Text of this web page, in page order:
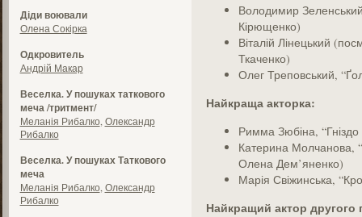
Діди воювали
Олена Сокірка
Одкровитель
Андрій Макар
Веселка. У пошуках таткового
меча /тритмент/
Меланія Рибалко Олександр
Рибалко
Веселка. У пошуках Таткового
меча
Меланія Рибалко Олександр
Рибалко
Володимир
Кірющенко)
Віталій Лінецький
Ткаченко)
Олег Треповський,
Найкраща акторка:
Римма Зюбіна,
Катерина Молчанова,
Олена Дем’яненко)
Марія Свіжинська,
Найкращий актор другого